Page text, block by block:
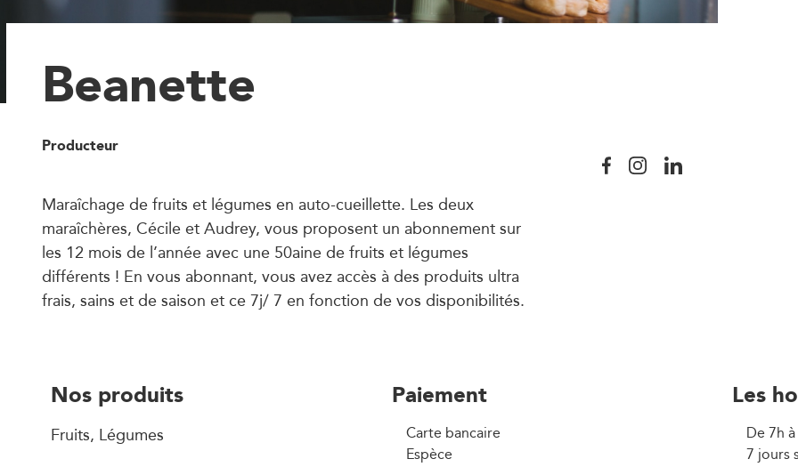
Beanette
Producteur
Maraîchage de fruits et légumes en auto-cueillette. Les deux
maraîchères, Cécile et Audrey, vous proposent un abonnement sur
les 12 mois de l’année avec une 50aine de fruits et légumes
différents ! En vous abonnant, vous avez accès à des produits ultra
frais, sains et de saison et ce 7j/ 7 en fonction de vos disponibilités.
Nos produits
Fruits, Légumes
Paiement
Carte bancaire
Espèce
Les
De 7h
7 jours